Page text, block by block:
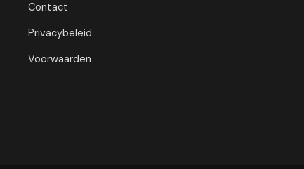
Contact
Privacybeleid
Voorwaarden